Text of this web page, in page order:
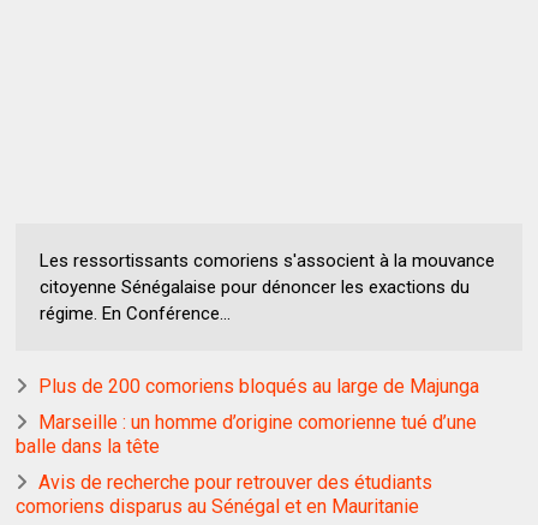
Les ressortissants comoriens s'associent à la mouvance
citoyenne Sénégalaise pour dénoncer les exactions du
régime. En Conférence...
Plus de 200 comoriens bloqués au large de Majunga
Marseille : un homme d’origine comorienne tué d’une
balle dans la tête
Avis de recherche pour retrouver des étudiants
comoriens disparus au Sénégal et en Mauritanie